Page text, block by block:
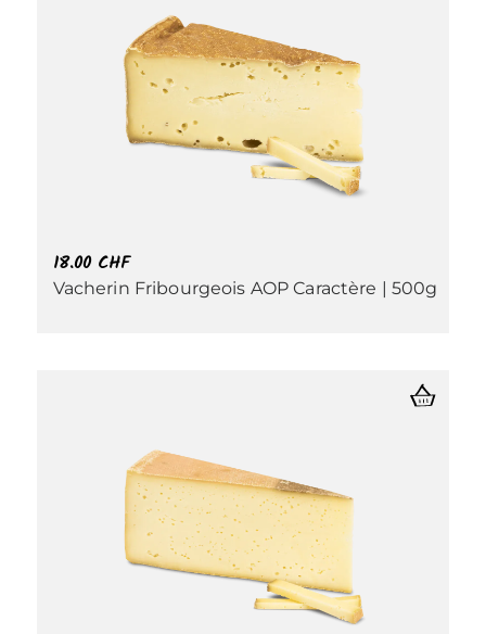
18.00 CHF
Vacherin Fribourgeois AOP Caractère | 500g